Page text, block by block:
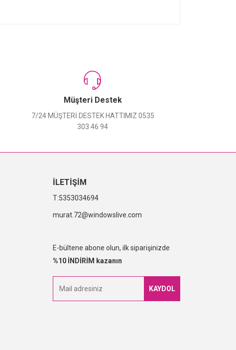
Müşteri Destek
7/24 MÜŞTERİ DESTEK HATTIMIZ 0535
303 46 94
İLETİŞİM
5353034694
murat.72@windowslive.com
E-bültene abone olun, ilk siparişinizde
%10 İNDİRİM kazanın
KAYDOL